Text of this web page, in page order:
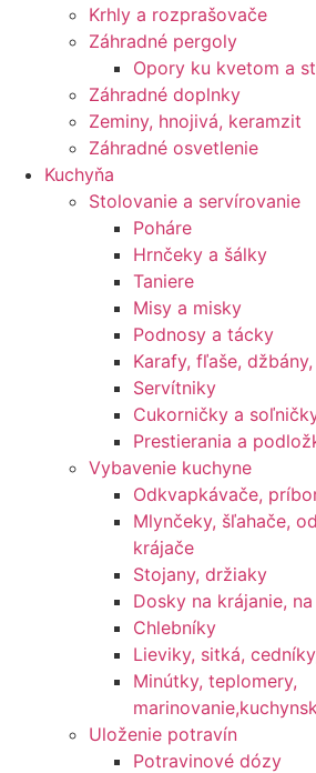
Krhly a rozprašovače
Záhradné pergoly
Opory ku kvetom a
Záhradné doplnky
Zeminy, hnojivá, keramzit
Záhradné osvetlenie
Kuchyňa
Stolovanie a servírovanie
Poháre
Hrnčeky a šálky
Taniere
Misy a misky
Podnosy a tácky
Karafy, fľaše,
Servítniky
Cukorničky a
Prestierania a
Vybavenie kuchyne
Odkvapkávače,
Mlynčeky, šľahače,
krájače
Stojany, držiaky
Dosky na krájanie,
Chlebníky
Lieviky, sitká,
Minútky, teplomery,
Uloženie potravín
Potravinové dózy